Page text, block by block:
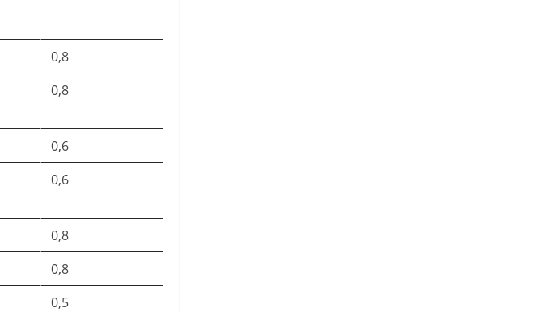
0,8
0,8
0,6
0,6
0,8
0,8
0,5